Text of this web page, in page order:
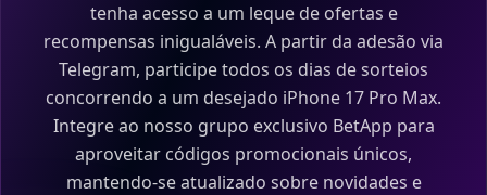
tenha acesso a um leque de ofertas e
recompensas inigualáveis. A partir da adesão via
Telegram, participe todos os dias de sorteios
concorrendo a um desejado iPhone 17 Pro Max.
Integre ao nosso grupo exclusivo BetApp para
aproveitar códigos promocionais únicos,
mantendo-se atualizado sobre novidades e